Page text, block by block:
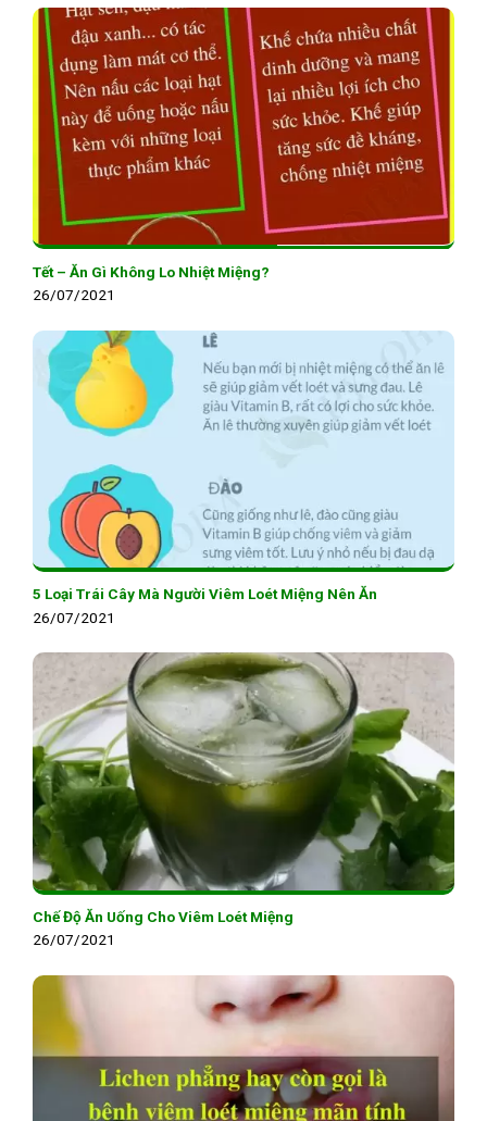
Tết – Ăn Gì Không Lo Nhiệt Miệng?
26/07/2021
5 Loại Trái Cây Mà Người Viêm Loét Miệng Nên Ăn
26/07/2021
Chế Độ Ăn Uống Cho Viêm Loét Miệng
26/07/2021